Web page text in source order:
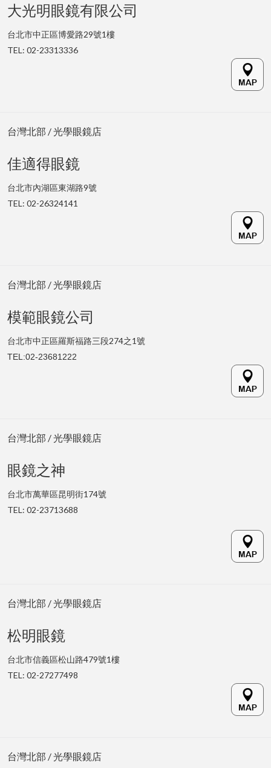
大光明眼鏡有限公司
台北市中正區博愛路29號1樓
TEL: 02-23313336
台灣北部 / 光學眼鏡店
佳適得眼鏡
台北市內湖區東湖路9號
TEL: 02-26324141
台灣北部 / 光學眼鏡店
模範眼鏡公司
台北市中正區羅斯福路三段274之1號
TEL:02-23681222
台灣北部 / 光學眼鏡店
眼鏡之神
台北市萬華區昆明街174號
TEL: 02-23713688
台灣北部 / 光學眼鏡店
松明眼鏡
台北市信義區松山路479號1樓
TEL: 02-27277498
台灣北部 / 光學眼鏡店